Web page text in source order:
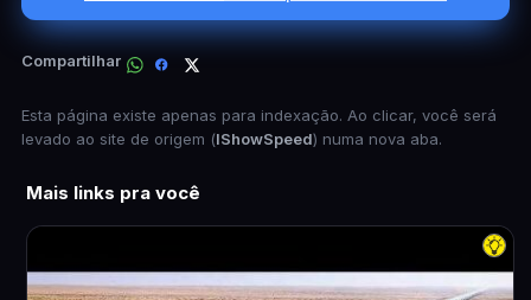
Compartilhar
Esta página existe apenas para indexação. Ao clicar, você será
levado ao site de origem (IShowSpeed) numa nova aba.
Mais links pra você